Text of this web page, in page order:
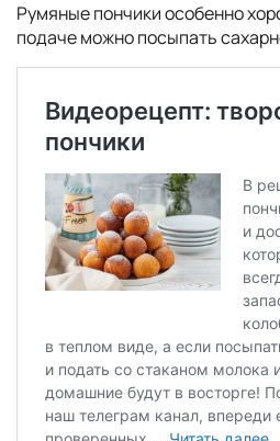
Румяные пончики особенно
подаче можно посыпать